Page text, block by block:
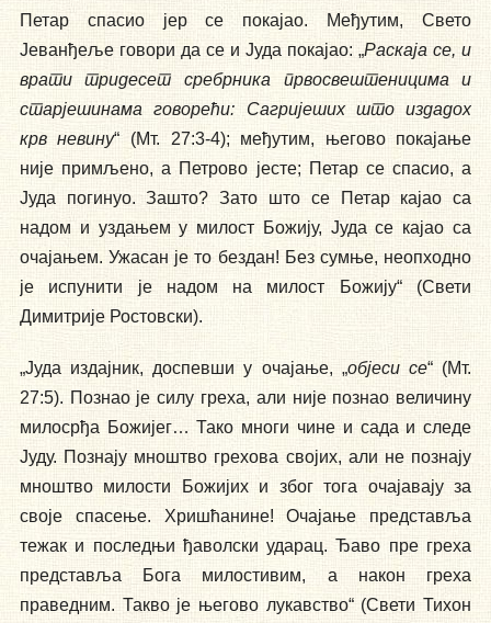
Петар спасио јер се покајао. Међутим, Свето
Јеванђеље говори да се и Јуда покајао: „Раскаја се, и
врати тридесет сребрника првосвештеницима и
старјешинама говорећи: Сагријеших што издадох
крв невину“ (Мт. 27:3-4); међутим, његово покајање
није примљено, а Петрово јесте; Петар се спасио, а
Јуда погинуо. Зашто? Зато што се Петар кајао са
надом и уздањем у милост Божију, Јуда се кајао са
очајањем. Ужасан је то бездан! Без сумње, неопходно
је испунити је надом на милост Божију“ (Свети
Димитрије Ростовски).
„Јуда издајник, доспевши у очајање, „објеси се“ (Мт.
27:5). Познао је силу греха, али није познао величину
милосрђа Божијег… Тако многи чине и сада и следе
Јуду. Познају мноштво грехова својих, али не познају
мноштво милости Божијих и због тога очајавају за
своје спасење. Хришћанине! Очајање представља
тежак и последњи ђаволски ударац. Ђаво пре греха
представља Бога милостивим, а након греха
праведним. Такво је његово лукавство“ (Свети Тихон